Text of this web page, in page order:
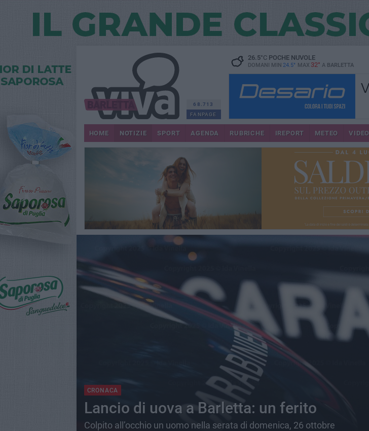
68.713
FANPAGE
26.5°CPOCHE NUVOLE
DOMANI MIN 24.5° MAX 32° A BARLETTA
HOME NOTIZIE SPORT AGENDA RUBRICHE IREPORT METEO VIDEO
CRONACA
Lancio di uova a Barletta: un ferito
Colpito all’occhio un uomo nella serata di domenica, 26 ottobre